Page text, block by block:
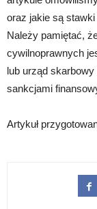
oraz jakie są
Należy pamiętać,
cywilnoprawnych
lub urząd skarbowy
sankcjami
Artykuł